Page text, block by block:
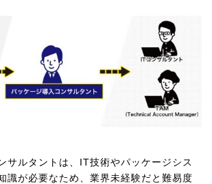
サルタントは、IT技術やパッケージシス
識が必要なため、業界未経験だと難易度